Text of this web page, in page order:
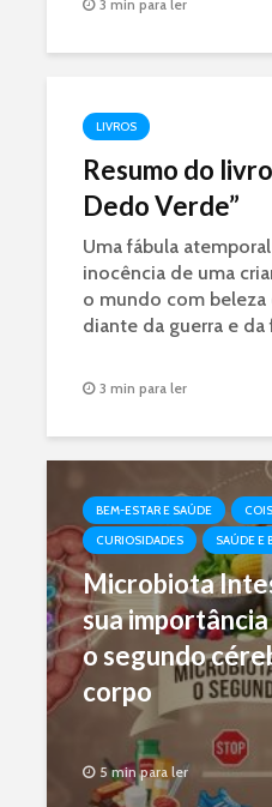
Heineken Ultimate. A
kcal por long...
3 min para ler
LIVROS
Resumo do
Dedo Verde”
Uma fábula
inocência de uma
o mundo com beleza
diante da guerra e
3 min para ler
BEM-ESTAR E SAÚDE
CURIOSIDADES
SAÚDE E
Microbiota
sua
o segundo
corpo
5 min para ler